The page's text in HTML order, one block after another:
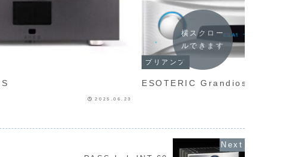
2025.06.23
プリアンプ
ESOTERIC Grandioso
横スクロー
ルできます